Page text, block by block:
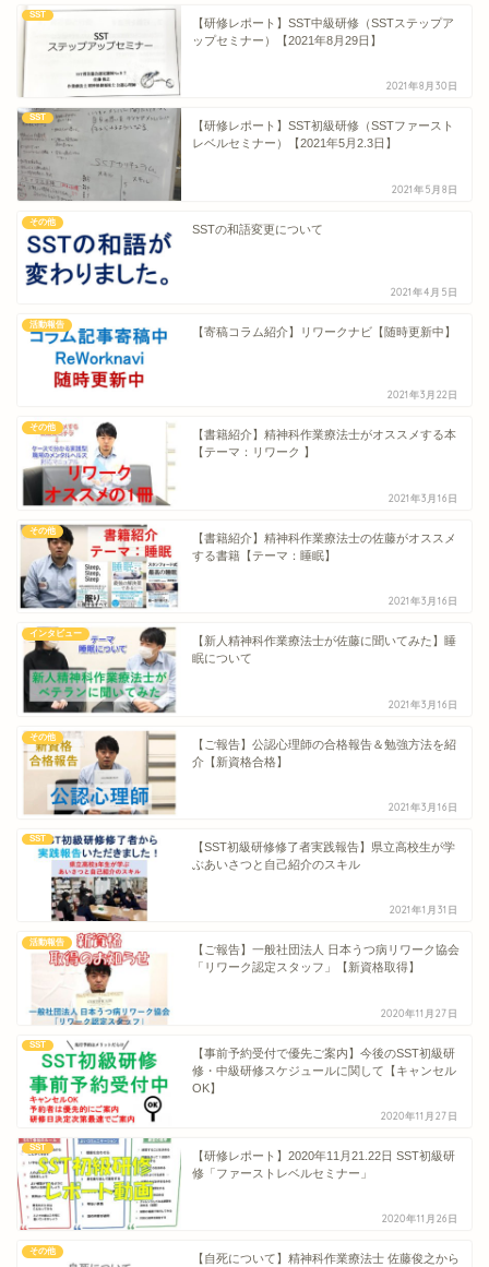
SST
【研修レポート】SST中級研修（SSTステップア
ップセミナー）【2021年8月29日】
2021年8月30日
SST
【研修レポート】SST初級研修（SSTファースト
レベルセミナー）【2021年5月2.3日】
2021年5月8日
その他
SSTの和語変更について
2021年4月5日
活動報告
【寄稿コラム紹介】リワークナビ【随時更新中】
2021年3月22日
その他
【書籍紹介】精神科作業療法士がオススメする本
【テーマ：リワーク 】
2021年3月16日
その他
【書籍紹介】精神科作業療法士の佐藤がオススメ
する書籍【テーマ：睡眠】
2021年3月16日
インタビュー
【新人精神科作業療法士が佐藤に聞いてみた】睡
眠について
2021年3月16日
その他
【ご報告】公認心理師の合格報告＆勉強方法を紹
介【新資格合格】
2021年3月16日
SST
【SST初級研修修了者実践報告】県立高校生が学
ぶあいさつと自己紹介のスキル
2021年1月31日
活動報告
【ご報告】一般社団法人 日本うつ病リワーク協会
「リワーク認定スタッフ」【新資格取得】
2020年11月27日
SST
【事前予約受付で優先ご案内】今後のSST初級研
修・中級研修スケジュールに関して【キャンセル
OK】
2020年11月27日
SST
【研修レポート】2020年11月21.22日 SST初級研
修「ファーストレベルセミナー」
2020年11月26日
その他
【自死について】精神科作業療法士 佐藤俊之から